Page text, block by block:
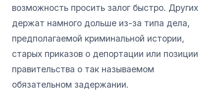
возможность просить залог быстро. Других
держат намного дольше из-за типа дела,
предполагаемой криминальной истории,
старых приказов о депортации или позиции
правительства о так называемом
обязательном задержании.